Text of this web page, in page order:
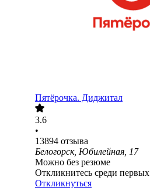
Пятёрочка. Диджитал
3.6
•
13894 отзыва
Белогорск, Юбилейная, 17
Можно без резюме
Откликнитесь среди первых
Откликнуться